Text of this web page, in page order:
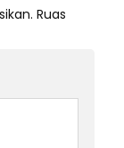
Ruas